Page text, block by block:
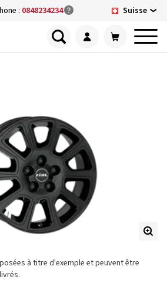
: 0848234234 Suisse
à titre d'exemple et peuvent être